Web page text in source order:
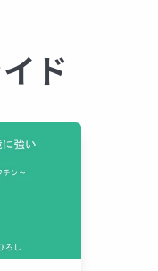
ド